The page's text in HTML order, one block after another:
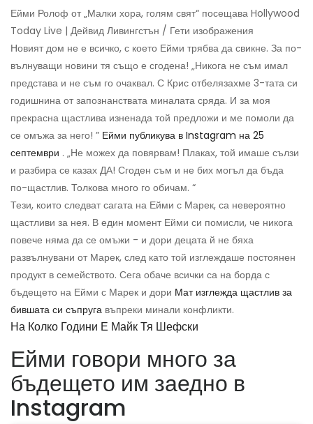
Ейми Ролоф от „Малки хора, голям свят“ посещава Hollywood
Today Live | Дейвид Ливингстън / Гети изображения
Новият дом не е всичко, с което Ейми трябва да свикне. За по-
вълнуващи новини тя също е сгодена! „Никога не съм имал
представа и не съм го очаквал. С Крис отбелязахме 3-тата си
годишнина от запознанствата миналата сряда. И за моя
прекрасна щастлива изненада той предложи и ме помоли да
се омъжа за него! ” Ейми публикува в Instagram на 25
септември . „Не можех да повярвам! Плаках, той имаше сълзи
и разбира се казах ДА! Сгоден съм и не бих могъл да бъда
по-щастлив. Толкова много го обичам. “
Тези, които следват сагата на Ейми с Марек, са невероятно
щастливи за нея. В един момент Ейми си помисли, че никога
повече няма да се омъжи - и дори децата й не бяха
развълнувани от Марек, след като той изглеждаше постоянен
продукт в семейството. Сега обаче всички са на борда с
бъдещето на Ейми с Марек и дори Мат изглежда щастлив за
бившата си съпруга въпреки минали конфликти.
На Колко Години Е Майк Тя Шефски
Ейми говори много за
бъдещето им заедно в
Instagram